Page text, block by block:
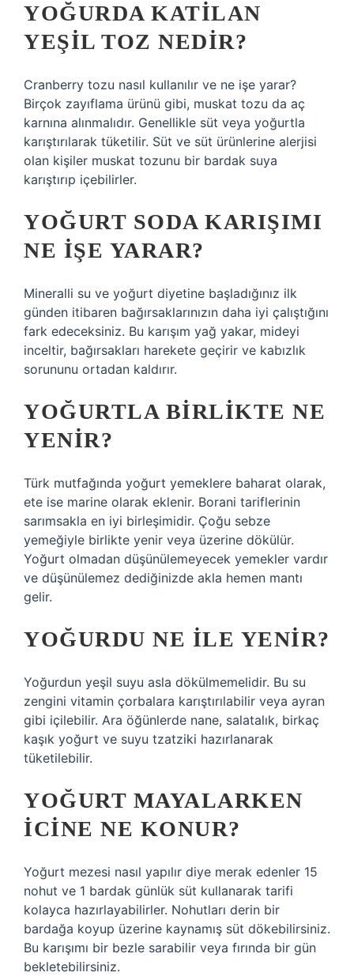
YOĞURDA KATILAN
YEŞIL TOZ NEDIR?
Cranberry tozu nasıl kullanılır ve ne işe yarar?
Birçok zayıflama ürünü gibi, muskat tozu da aç
karnına alınmalıdır. Genellikle süt veya yoğurtla
karıştırılarak tüketilir. Süt ve süt ürünlerine alerjisi
olan kişiler muskat tozunu bir bardak suya
karıştırıp içebilirler.
YOĞURT SODA KARIŞIMI
NE IŞE YARAR?
Mineralli su ve yoğurt diyetine başladığınız ilk
günden itibaren bağırsaklarınızın daha iyi çalıştığını
fark edeceksiniz. Bu karışım yağ yakar, mideyi
inceltir, bağırsakları harekete geçirir ve kabızlık
sorununu ortadan kaldırır.
YOĞURTLA BIRLIKTE NE
YENIR?
Türk mutfağında yoğurt yemeklere baharat olarak,
ete ise marine olarak eklenir. Borani tariflerinin
sarımsakla en iyi birleşimidir. Çoğu sebze
yemeğiyle birlikte yenir veya üzerine dökülür.
Yoğurt olmadan düşünülemeyecek yemekler vardır
ve düşünülemez dediğinizde akla hemen mantı
gelir.
YOĞURDU NE ILE YENIR?
Yoğurdun yeşil suyu asla dökülmemelidir. Bu su
zengini vitamin çorbalara karıştırılabilir veya ayran
gibi içilebilir. Ara öğünlerde nane, salatalık, birkaç
kaşık yoğurt ve suyu tzatziki hazırlanarak
tüketilebilir.
YOĞURT MAYALARKEN
ICINE NE KONUR?
Yoğurt mezesi nasıl yapılır diye merak edenler 15
nohut ve 1 bardak günlük süt kullanarak tarifi
kolayca hazırlayabilirler. Nohutları derin bir
bardağa koyup üzerine kaynamış süt dökebilirsiniz.
Bu karışımı bir bezle sarabilir veya fırında bir gün
bekletebilirsiniz.